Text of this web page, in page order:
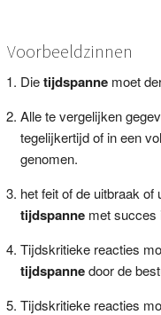
Voorbeeldzinnen
Dietijdspannemoet
Alle te vergelijken
tegelijkertijd of in een
genomen.
het feit of de uitbraak of
tijdspannemet succes
Tijdskritieke reacties
tijdspannedoor de
Tijdskritieke reacties